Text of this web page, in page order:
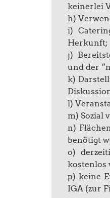
keinerlei
h)
i)
Herkunft;
j)
und der
k)
l)
m) Sozial
n)
benötigt
o)
kostenlos
p) keine
IGA (zur